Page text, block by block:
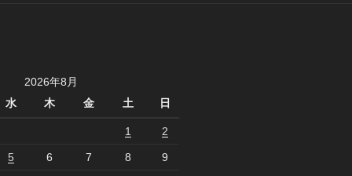
2026年8月
水
木 金 土 日
1 2
5 6 7 8 9